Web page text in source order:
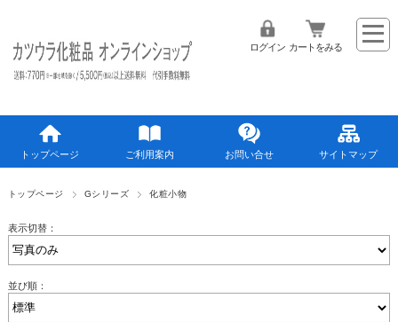
ログイン カートをみる
トップページ ご利用案内 お問い合せ サイトマップ
トップページ Gシリーズ 化粧小物
表示切替：
並び順：